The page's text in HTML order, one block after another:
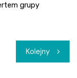
grupy
Kolejny